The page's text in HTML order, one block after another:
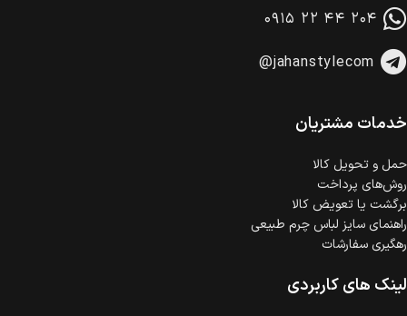
در هنگام خرید محصول، امکان انتخاب پرداخت در محل
وجود دارد.
خرید اقساطی با شرایط آسان و بدون ضامن امکان‌پذیر
است.
گارانتی معتبر برای تمامی محصولات ارائه می‌شود.
۰۹۱۵ ۲۲ ۴۴ ۲۰۴
@jahanstylecom
خدمات مشتریان
حمل‌ و تحویل کالا
روش‌های پرداخت
برگشت یا تعویض کالا
راهنمای سایز لباس چرم طبیعی
رهگیری سفارشات
لینک های کاربردی